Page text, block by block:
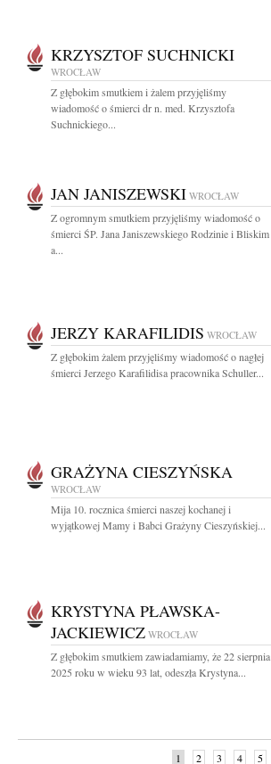
KRZYSZTOF SUCHNICKI
WROCŁAW
Z głębokim smutkiem i żalem przyjęliśmy
wiadomość o śmierci dr n. med. Krzysztofa
Suchnickiego...
JAN JANISZEWSKI WROCŁAW
Z ogromnym smutkiem przyjęliśmy wiadomość o
śmierci ŚP. Jana Janiszewskiego Rodzinie i Bliskim
a...
JERZY KARAFILIDIS WROCŁAW
Z głębokim żalem przyjęliśmy wiadomość o nagłej
śmierci Jerzego Karafilidisa pracownika Schuller...
GRAŻYNA CIESZYŃSKA
WROCŁAW
Mija 10. rocznica śmierci naszej kochanej i
wyjątkowej Mamy i Babci Grażyny Cieszyńskiej...
KRYSTYNA PŁAWSKA-
JACKIEWICZ WROCŁAW
Z głębokim smutkiem zawiadamiamy, że 22 sierpnia
2025 roku w wieku 93 lat, odeszła Krystyna...
1 2 3 4 5